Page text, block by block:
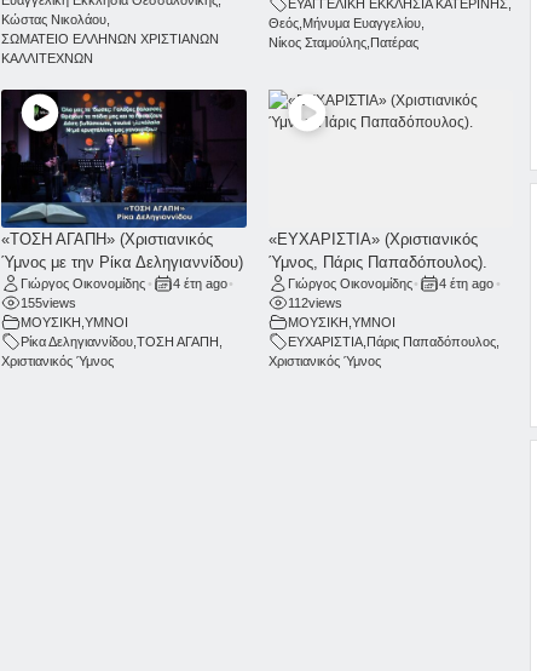
Κώστας Νικολάου
ΣΩΜΑΤΕΙΟ ΕΛΛΗΝΩΝ ΧΡΙΣΤΙΑΝΩΝ
ΚΑΛΛΙΤΕΧΝΩΝ
ΕΥΑΓΓΕΛΙΚΗ ΕΚΚΛΗΣΙΑ ΚΑΤΕΡΙΝΗΣ
Θεός, Μήνυμα Ευαγγελίου,
Νίκος Σταμούλης, Πατέρας
«ΤΟΣΗ ΑΓΑΠΗ» (Χριστιανικός
Ύμνος με την Ρίκα Δεληγιαννίδου)
Γιώργος Οικονομίδης • 4 έτη ago•
155views
ΜΟΥΣΙΚΗ ,ΥΜΝΟΙ
Ρίκα Δεληγιαννίδου ,ΤΟΣΗ ΑΓΑΠΗ
Χριστιανικός Ύμνος
«ΕΥΧΑΡΙΣΤΙΑ» (Χριστιανικός
Ύμνος, Πάρις Παπαδόπουλος).
Γιώργος Οικονομίδης• 4 έτη ago •
112views
ΜΟΥΣΙΚΗ ΥΜΝΟΙ
ΕΥΧΑΡΙΣΤΙΑ, Πάρις Παπαδόπουλος,
Χριστιανικός Ύμνος